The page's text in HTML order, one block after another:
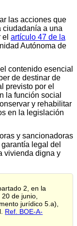
las acciones que
ciudadanía a una
artículo 47 de la
Autónoma de
contenido esencial
de destinar de
previsto por el
la función social
y rehabilitar
en la legislación
y sancionadoras
legal del
vivienda digna y
2, en la
de junio,
jurídico 5.a),
Ref. BOE-A-